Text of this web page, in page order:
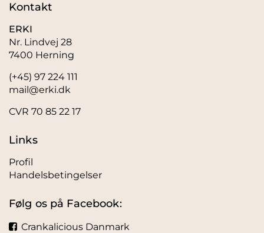
Kontakt
ERKI
Nr. Lindvej 28
7400 Herning
(+45) 97 224 111
mail@erki.dk
CVR 70 85 22 17
Links
Profil
Handelsbetingelser
Følg os på Facebook:
Crankalicious Danmark